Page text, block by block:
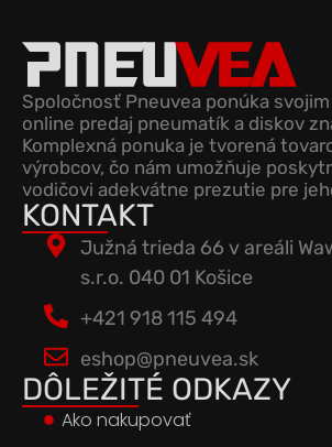
Spoločnosť Pneuvea ponúka
online predaj pneumatík a diskov
Komplexná ponuka je tvorená
výrobcov, čo nám umožňuje
vodičovi adekvátne prezutie pre
KONTAKT
Južná trieda 66 v areáli
s.r.o. 040 01 Košice
+421 918 115 494
eshop@pneuvea.sk
DÔLEŽITÉ ODKAZY
Ako nakupovať